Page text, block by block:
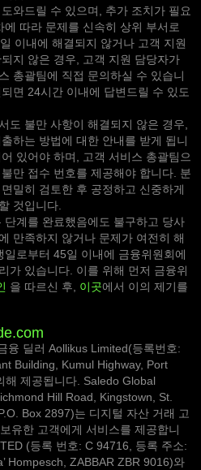
와드릴 수 있으며, 추가 조치가 필요
따라 문제를 신속히 상위 부서로
이내에 해결되지 않거나 고객 지원
지 않은 경우, 고객 지원 담당자가
총괄팀에 직접 문의하실 수 있습니
면 24시간 이내에 답변드릴 수 있도
도 불만 사항이 해결되지 않은 경우,
하는 방법에 대한 안내를 받게 됩니
있어야 하며, 고객 서비스 총괄팀으
만 접수 번호를 제공해야 합니다. 분
밀히 검토한 후 공정하고 신중하게
것입니다.
계를 완료했음에도 불구하고 당사
만족하지 않거나 문제가 여전히 해
로부터 45일 이내에 금융위원회에
가 있습니다. 이를 위해 먼저 금융위
을 따르신 후, 이곳에서 이의 제기를
융 딜러 Aollikus Limited(등록번호:
Building, Kumul Highway, Port
해 제공됩니다. Saledo Global
Hill Road, Kingstown, St.
Box 2897)는 디지털 자산 거래 고
유한 고객에게 서비스를 제공합니
(등록 번호: C 94716, 등록 주소:
Hompesch, ZABBAR ZBR 9016)와